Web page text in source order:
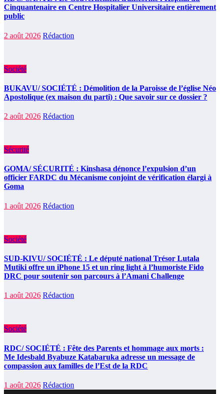
Cinquantenaire en Centre Hospitalier Universitaire entièrement
public
2 août 2026 Rédaction
Société
BUKAVU/ SOCIÉTÉ : Démolition de la Paroisse de l’église Néo
Apostolique (ex maison du parti) : Que savoir sur ce dossier ?
2 août 2026 Rédaction
Sécurité
GOMA/ SÉCURITÉ : Kinshasa dénonce l’expulsion d’un
officier FARDC du Mécanisme conjoint de vérification élargi à
Goma
1 août 2026 Rédaction
Société
SUD-KIVU/ SOCIÉTÉ : Le député national Trésor Lutala
Mutiki offre un iPhone 15 et un ring light à l’humoriste Fido
DRC pour soutenir son parcours à l’Amani Challenge
1 août 2026 Rédaction
Société
RDC/ SOCIÉTÉ : Fête des Parents et hommage aux morts :
Me Idesbald Byabuze Katabaruka adresse un message de
compassion aux familles de l’Est de la RDC
1 août 2026 Rédaction